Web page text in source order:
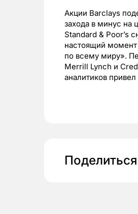
Акции Barclays
захода в минус на
Standard & Poor’s
настоящий момент
по всему миру».
Merrill Lynch и
аналитиков